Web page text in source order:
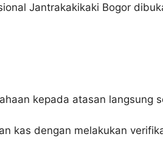
Jantrakakikaki Bogor
kepada atasan langsung
kas dengan melakukan